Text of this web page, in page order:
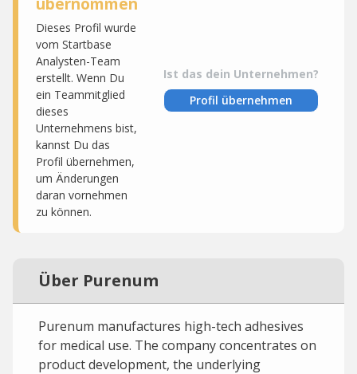
Dieses Profil wurde
vom Startbase
Analysten-Team
erstellt. Wenn Du
ein Teammitglied
dieses
Unternehmens bist,
kannst Du das
Profil übernehmen,
um Änderungen
daran vornehmen
zu können.
Ist das dein Unternehmen?
Profil übernehmen
Über Purenum
Purenum manufactures high-tech adhesives
for medical use. The company concentrates on
product development, the underlying